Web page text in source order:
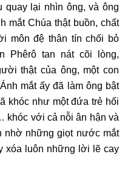
quay lại nhìn ông, và ông
mắt Chúa thật buồn, chất
môn đệ thân tín chối bỏ
Phêrô tan nát cõi lòng,
thật của ông, một con
mắt ấy đã làm ông bật
khóc như một đứa trẻ hối
khóc với cả nỗi ân hận và
nhờ những giọt nước mắt
xóa luôn những lời lẽ cay